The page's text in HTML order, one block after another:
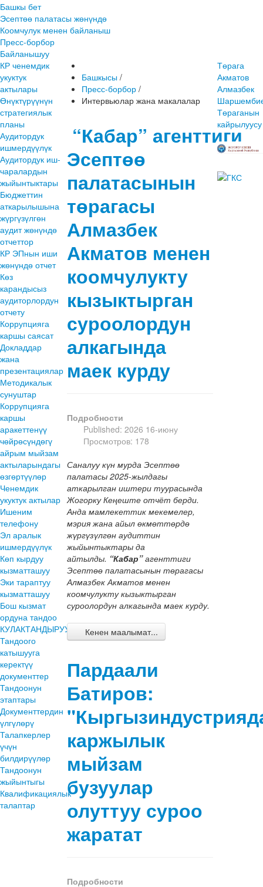
Башкы бет
Эсептөө палатасы жөнүндө
Коомчулук менен байланыш
Пресс-борбор
Байланышуу
КР ченемдик
укуктук
актылары
Өнүктүрүүнүн
стратегиялык
планы
Аудитордук
ишмердүүлүк
Аудитордук иш-
чаралардын
жыйынтыктары
Бюджеттин
аткарылышына
жүргүзүлгөн
аудит жөнүндө
отчеттор
КР ЭПнын иши
жөнүндө отчет
Көз
карандысыз
аудиторлордун
отчету
Коррупцияга
каршы саясат
Докладдар
жана
презентациялар
Методикалык
сунуштар
Коррупцияга
каршы
аракеттенүү
чөйрөсүндөгү
айрым мыйзам
актыларындагы
өзгөртүүлөр
Ченемдик
укуктук актылар
Ишеним
телефону
Эл аралык
ишмердүүлүк
Көп кырдуу
кызматташуу
Эки тараптуу
кызматташуу
Бош кызмат
ордуна тандоо
КУЛАКТАНДЫРУУЛАР
Тандоого
катышууга
керектүү
документтер
Тандоонун
этаптары
Документтердин
үлгүлөрү
Талапкерлер
үчүн
билдирүүлөр
Тандоонун
жыйынтыгы
Квалификациялык
талаптар
Башкысы /
Пресс-борбор /
Интервьюлар жана макалалар
“Кабар” агенттиги
Эсептөө
палатасынын
төрагасы
Алмазбек
Акматов менен
коомчулукту
кызыктырган
суроолордун
алкагында
маек курду
Подробности
Published: 2026 16-июну
Просмотров: 178
Саналуу күн мурда Эсептөө
палатасы 2025-жылдагы
аткарылган иштери туурасында
Жогорку Кеңеште отчёт берди.
Анда мамлекеттик мекемелер,
мэрия жана айыл өкмөттөрдө
жүргүзүлгөн аудиттин
жыйынтыктары да
айтылды. “Кабар”агенттиги
Эсептөө палатасынын төрагасы
Алмазбек Акматов менен
коомчулукту кызыктырган
суроолордун алкагында маек курду.
Кенен маалымат...
Пардаали
Батиров:
каржылык
мыйзам
бузуулар
олуттуу суроо
жаратат
Подробности
Төрага
Акматов
Алмазбек
Төраганын
кайрылуусу